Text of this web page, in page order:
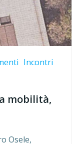
Incontri
mobilità,
Osele,